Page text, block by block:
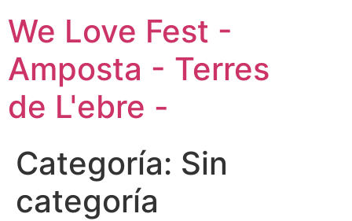
We Love Fest -
Amposta - Terres
de L'ebre -
Categoría: Sin
categoría